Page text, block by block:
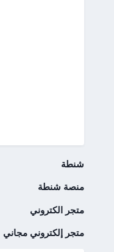
شنطة
منصة شنطة
متجر الكتروني
متجر إلكتروني مجاني